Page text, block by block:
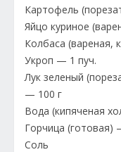
Картофель
Яйцо куриное
Колбаса (вареная,
Укроп — 1 пуч.
Лук зеленый
— 100 г
Вода (кипяченая
Горчица (готовая)
Соль